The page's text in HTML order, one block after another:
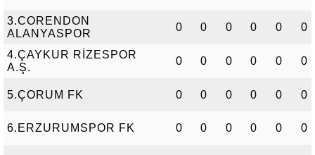
3.CORENDON
ALANYASPOR
0 0 0 0 0 0
4.ÇAYKUR RİZESPOR
A.Ş.
0 0 0 0 0 0
5.ÇORUM FK 0 0 0 0 0 0
6.ERZURUMSPOR FK 0 0 0 0 0 0